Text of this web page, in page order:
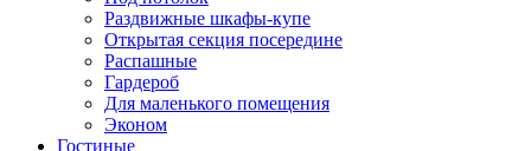
Раздвижные шкафы-купе
Открытая секция посередине
Распашные
Гардероб
Для маленького помещения
Эконом
Гостиные